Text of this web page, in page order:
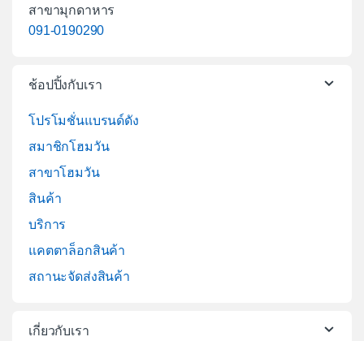
สาขามุกดาหาร
091-0190290
ช้อปปิ้งกับเรา
โปรโมชั่นแบรนด์ดัง
สมาชิกโฮมวัน
สาขาโฮมวัน
สินค้า
บริการ
แคตตาล็อกสินค้า
สถานะจัดส่งสินค้า
เกี่ยวกับเรา